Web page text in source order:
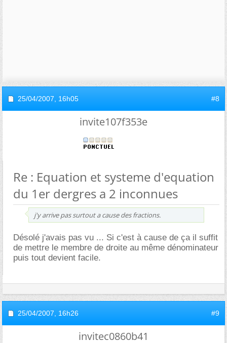
25/04/2007, 16h05 #8
invite107f353e
Re : Equation et systeme d'equation
du 1er dergres a 2 inconnues
j'y arrive pas surtout a cause des fractions.
Désolé j'avais pas vu ... Si c'est à cause de ça il suffit
de mettre le membre de droite au même dénominateur
puis tout devient facile.
25/04/2007, 16h26 #9
invitec0860b41